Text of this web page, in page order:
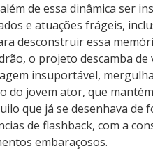
de essa dinâmica ser
e atuações frágeis,
desconstruir essa
o projeto descamba
insuportável,
do jovem ator, que
que já se desenhava de
de flashback, com a
embaraçosos.